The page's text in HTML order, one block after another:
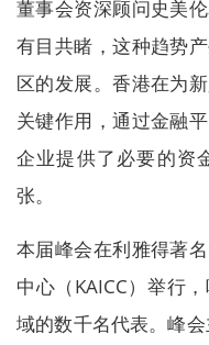
董事会资深顾问史美
有目共睹，这种趋势
区的发展。香港在为
关键作用，通过金融
企业提供了必要的资
张。
本届峰会在利雅得著
中心（KAICC）举行
域的数千名代表。峰